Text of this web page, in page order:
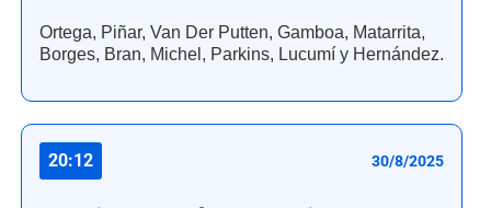
Ortega, Piñar, Van Der Putten, Gamboa, Matarrita,
Borges, Bran, Michel, Parkins, Lucumí y Hernández.
20:12 30/8/2025